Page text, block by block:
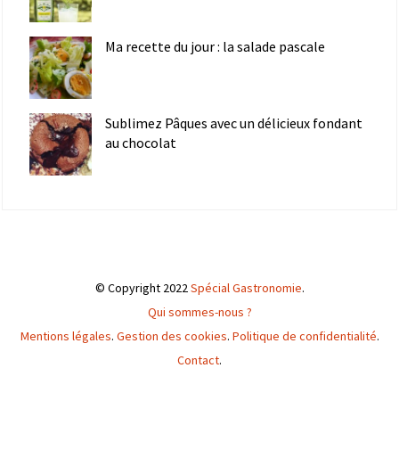
Ma recette du jour : la salade pascale
Sublimez Pâques avec un délicieux fondant
au chocolat
© Copyright 2022Spécial Gastronomie.
Qui sommes-nous ?
Mentions légales. Gestion des cookies. Politique de confidentialité.
Contact.